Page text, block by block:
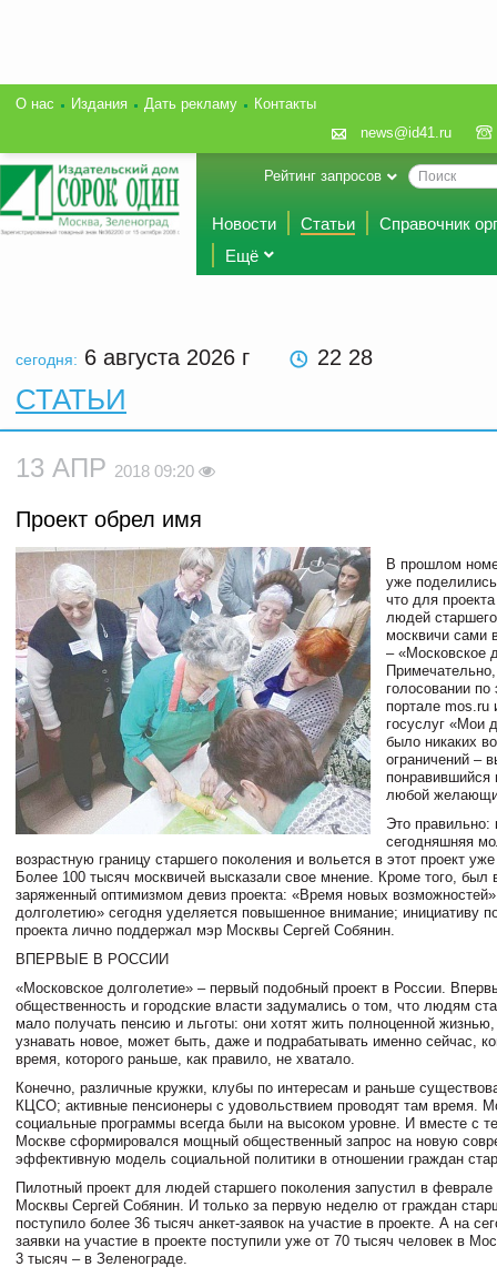
О нас Издания Дать рекламу
Контакты
news@id41.ru
Рейтинг запросов
Новости Статьи
Справочник
Ещё
сегодня: 6 августа 2026 г 22 28
СТАТЬИ
13 АПР 2018 09:20
Проект обрел имя
В прошлом
уже
что для
людей
москвичи сами
– «Московское
голосовании по
портале mos.ru
госуслуг «Мои
было никаких
ограничений –
понравившийся
любой
Это правильно:
сегодняшняя
возрастную границу старшего поколения и вольется в этот проект
Более 100 тысяч москвичей высказали свое мнение. Кроме того, был
заряженный оптимизмом девиз проекта: «Время новых
долголетию» сегодня уделяется повышенное внимание; инициативу
проекта лично поддержал мэр Москвы Сергей Собянин.
ВПЕРВЫЕ В РОССИИ
«Московское долголетие» – первый подобный проект в России.
общественность и городские власти задумались о том, что людям
мало получать пенсию и льготы: они хотят жить полноценной
узнавать новое, может быть, даже и подрабатывать именно сейчас,
время, которого раньше, как правило, не хватало.
Конечно, различные кружки, клубы по интересам и раньше
КЦСО; активные пенсионеры с удовольствием проводят там время.
социальные программы всегда были на высоком уровне. И вместе с
Москве сформировался мощный общественный запрос на новую
эффективную модель социальной политики в отношении граждан
Пилотный проект для людей старшего поколения запустил в феврале
Москвы Сергей Собянин. И только за первую неделю от граждан
поступило более 36 тысяч анкет-заявок на участие в проекте. А на
заявки на участие в проекте поступили уже от 70 тысяч человек в
3 тысяч – в Зеленограде.